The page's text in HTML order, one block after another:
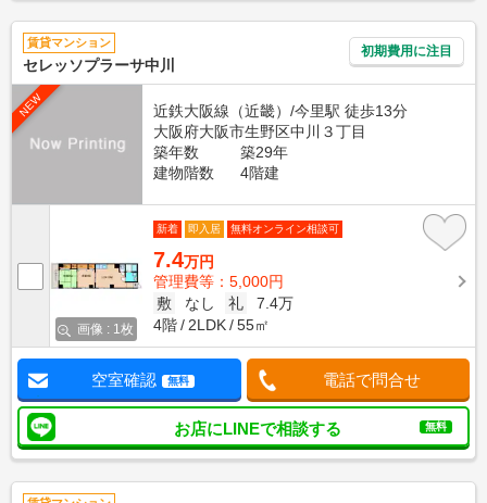
賃貸マンション
セレッソプラーサ中川
初期費用に注目
NEW
近鉄大阪線（近畿）/今里駅 徒歩13分
大阪府大阪市生野区中川３丁目
築年数
築29年
建物階数
4階建
画像 : 1枚
新着 即入居 無料オンライン相談可
7.4万円
管理費等：5,000円
敷
なし 礼
7.4万
4階
2LDK 55㎡
空室確認 無料 電話で問合せ
お店にLINEで相談する 無料